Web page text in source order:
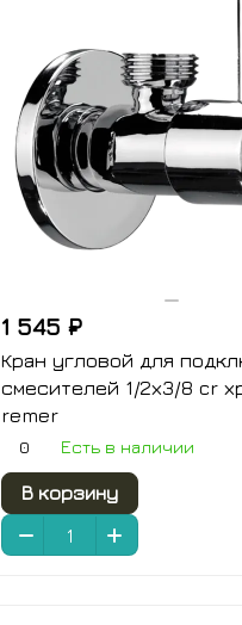
1 545 ₽
Кран угловой для
смесителей 1/2х3/8 cr
remer
0 Есть в наличии
В корзину